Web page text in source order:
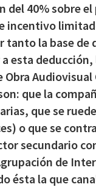
del 40% sobre
incentivo
tanto la base de
a esta
que la
que se
o que se
secundario
de
ésta la que